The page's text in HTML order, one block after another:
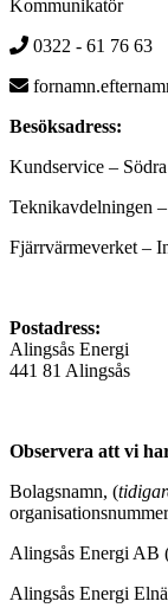
Kommunikatör
0322 - 61 76 63
Besöksadress:
Kundservice –
Teknikavdelningen
Fjärrvärmeverket –
Postadress:
Alingsås Energi
441 81 Alingsås
Observera att vi
Bolagsnamn, (
Alingsås Energi AB
Alingsås Energi